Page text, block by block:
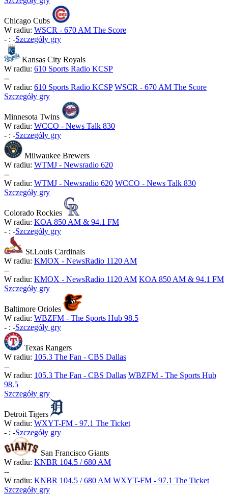
Chicago Cubs
W radiu: WSCR - 670 AM The Score
- : -Szczegóły gry
Kansas City Royals
W radiu: 610 Sports Radio KCSP
--
W radiu: 610 Sports Radio KCSP WSCR - 670 AM The Score
Szczegóły gry
Minnesota Twins
W radiu: WCCO - News Talk 830
- : -Szczegóły gry
Milwaukee Brewers
W radiu: WTMJ - Newsradio 620
--
W radiu: WTMJ - Newsradio 620 WCCO - News Talk 830
Szczegóły gry
Colorado Rockies
W radiu: KOA 850 AM & 94.1 FM
- : -Szczegóły gry
St.Louis Cardinals
W radiu: KMOX - NewsRadio 1120 AM
--
W radiu: KMOX - NewsRadio 1120 AM KOA 850 AM & 94.1 FM
Szczegóły gry
Baltimore Orioles
W radiu: WBZFM - The Sports Hub 98.5
- : -Szczegóły gry
Texas Rangers
W radiu: 105.3 The Fan - CBS Dallas
--
W radiu: 105.3 The Fan - CBS Dallas WBZFM - The Sports Hub
98.5
Szczegóły gry
Detroit Tigers
W radiu: WXYT-FM - 97.1 The Ticket
- : -Szczegóły gry
San Francisco Giants
W radiu: KNBR 104.5 / 680 AM
--
W radiu: KNBR 104.5 / 680 AM WXYT-FM - 97.1 The Ticket
Szczegóły gry